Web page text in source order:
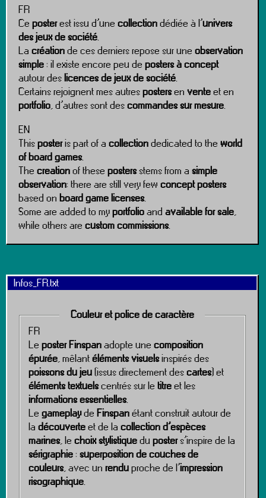
FR
Ce posterest issu d’une collectiondédiée à l’univers
des jeux de société.
La créationde ces derniers repose sur une observation
simple: il existe encore peu de posters à concept
autour deslicences de jeux de société.
Certains rejoignent mes autrespostersen venteet en
portfolio, d’autres sont descommandes sur mesure.
EN
Thisposteris part of a collectiondedicated to the world
of board games.
The creationof these postersstems from a simple
observation: there are still very few concept posters
based on board game licenses.
Some are added to myportfolioand available for sale,
while others are custom commissions.
Infos_FR.txt
Couleur et police de caractère
FR
Le poster Finspanadopte une composition
épurée, mêlantéléments visuelsinspirés des
poissons du jeu(issus directement descartes) et
éléments textuelscentrés sur le titreet les
informations essentielles.
Le gameplayde Finspanétant construit autour de
la découverteet de la collection d’espèces
marines, le choix stylistiquedu posters’inspire de la
sérigraphie: superposition de couches de
couleurs, avec un renduproche de l’impression
risographique.